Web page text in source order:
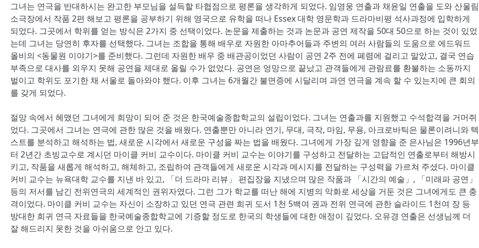
그녀는 연극을 반대하시는 완고한 부모님을 설득할 타협점으로 평론을 생각하게 되었다. 임영웅 연출과 채윤일 연출을 도와 산울림
소극장에서 작품 2편 해보고 평론을 공부하기 위해 영국으로 유학을 떠나 Essex 대학 영문학과 드라마비평 석사과정에 입학하게
되었다. 그곳에서 학위를 얻는 방식은 2가지 중 선택이었다. 논문을 제출하는 것과 논문과 공연 제작을 50대 50으로 하는 것이 있었
는데 그녀는 당연히 후자를 선택했다. 그녀는 조합을 통해 배우로 자원한 아마추어들과 주변의 여러 사람들의 도움으로 에드워드
올비의 <동물원 이야기>를 준비했다. 그런데 자원한 배우 중 배관공이었던 사람이 공연 2주 전에 폐렴에 걸리고 말았고, 결국 연습
부족으로 대사를 외우지 못해 공연을 제대로 올릴 수가 없었다. 공연은 엉망으로 끝났고 관객들에게 관람료를 환불하는 소동까지
벌이고 학위도 포기한 채 서울로 돌아와야 했다. 이후 그녀는 6개월간 불면증에 시달리며 과연 연극을 계속 할 수 있는지에 큰 회의
를 갖게 되었다.
절망 속에서 헤맸던 그녀에게 희망이 되어 준 것은 한국예술종합학교의 설립이었다. 그녀는 연출과를 지원했고 수석합격을 거머쥐
었다. 그곳에서 그녀는 연극에 관한 많은 것을 배웠다. 연출뿐만 아니라 연기, 무대, 극작, 마임, 무용, 아크로바틱은 물론이려니와 텍
스트를 분석하고 해석하는 법, 새로운 시각에서 새로운 구성을 짜는 법을 배웠다. 그녀에게 가장 깊게 영향을 준 은사님은 1996년부
터 2년간 초빙교수로 계시던 마이클 커비 교수이다. 마이클 커비 교수는 이야기를 구성하고 전달하는 고답적인 연출로부터 해방시
키고, 작품을 새롭게 해석하고, 해체하고, 조립하여 관객들에게 새로운 시각과 메시지를 전달하는 구성력을 가르쳐 주셨다. 마이클
커비 교수는 뉴욕대학 교수를 지낸 바 있고, 「더 드라마 리뷰」 편집장을 지냈으며 많은 작품과 「시간의 예술」, 「미래파 공연」
등의 저서를 남긴 전위연극의 세계적인 권위자였다. 그런 그가 학교를 떠난 해에 지병의 악화로 세상을 거둔 것은 그녀에게도 큰 충
격이었다. 마이클 커비 교수는 자신이 소장하고 있던 연극 관련 희귀 도서 1천 5백여 권과 전위 연극에 관한 슬라이드 1천여 장 등
방대한 희귀 연극 자료들을 한국예술종합학교에 기증할 정도로 한국의 학생들에 대한 애정이 깊었다. 오유경 연출은 선생님께 더
잘 해드리지 못한 것을 아쉬움으로 안고 있다.